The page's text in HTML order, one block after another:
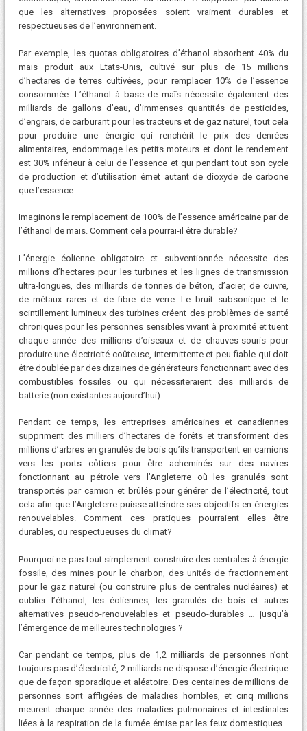
que les alternatives proposées soient vraiment durables et
respectueuses de l’environnement.
Par exemple, les quotas obligatoires d’éthanol absorbent 40% du
maïs produit aux Etats-Unis, cultivé sur plus de 15 millions
d’hectares de terres cultivées, pour remplacer 10% de l’essence
consommée. L’éthanol à base de maïs nécessite également des
milliards de gallons d’eau, d’immenses quantités de pesticides,
d’engrais, de carburant pour les tracteurs et de gaz naturel, tout cela
pour produire une énergie qui renchérit le prix des denrées
alimentaires, endommage les petits moteurs et dont le rendement
est 30% inférieur à celui de l’essence et qui pendant tout son cycle
de production et d’utilisation émet autant de dioxyde de carbone
que l’essence.
Imaginons le remplacement de 100% de l’essence américaine par de
l’éthanol de maïs. Comment cela pourrai-il être durable?
L’énergie éolienne obligatoire et subventionnée nécessite des
millions d’hectares pour les turbines et les lignes de transmission
ultra-longues, des milliards de tonnes de béton, d’acier, de cuivre,
de métaux rares et de fibre de verre. Le bruit subsonique et le
scintillement lumineux des turbines créent des problèmes de santé
chroniques pour les personnes sensibles vivant à proximité et tuent
chaque année des millions d’oiseaux et de chauves-souris pour
produire une électricité coûteuse, intermittente et peu fiable qui doit
être doublée par des dizaines de générateurs fonctionnant avec des
combustibles fossiles ou qui nécessiteraient des milliards de
batterie (non existantes aujourd’hui).
Pendant ce temps, les entreprises américaines et canadiennes
suppriment des milliers d’hectares de forêts et transforment des
millions d’arbres en granulés de bois qu’ils transportent en camions
vers les ports côtiers pour être acheminés sur des navires
fonctionnant au pétrole vers l’Angleterre où les granulés sont
transportés par camion et brûlés pour générer de l’électricité, tout
cela afin que l’Angleterre puisse atteindre ses objectifs en énergies
renouvelables. Comment ces pratiques pourraient elles être
durables, ou respectueuses du climat?
Pourquoi ne pas tout simplement construire des centrales à énergie
fossile, des mines pour le charbon, des unités de fractionnement
pour le gaz naturel (ou construire plus de centrales nucléaires) et
oublier l’éthanol, les éoliennes, les granulés de bois et autres
alternatives pseudo-renouvelables et pseudo-durables … jusqu’à
l’émergence de meilleures technologies ?
Car pendant ce temps, plus de 1,2 milliards de personnes n’ont
toujours pas d’électricité, 2 milliards ne dispose d’énergie électrique
que de façon sporadique et aléatoire. Des centaines de millions de
personnes sont affligées de maladies horribles, et cinq millions
meurent chaque année des maladies pulmonaires et intestinales
liées à la respiration de la fumée émise par les feux domestiques…